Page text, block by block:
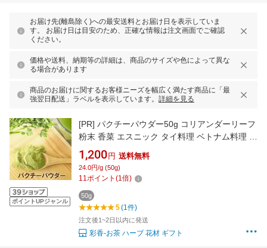
お届け先(離島除く)への最安送料とお届け日を表示していま
す。 お届け日は目安のため、正確な情報は注文画面でご確認
ください。
価格や送料、納期等の詳細は、商品のサイズや色によって異な
る場合があります
商品のお届けに関するお客様ニーズを幅広く満たす商品に「最
強翌日配送」ラベルを表示しています。 詳細を見る
ポイントUPジャンル
[PR] パクチーパウダー50g コリアンダーリーフ
粉末 香菜 エスニック タイ料理 ベトナム料理 中
華料理 スパイス ハーブ 調味料
1,200 円 送料無料
24.0円/g (50g)
11ポイント (1倍)
50g
5(1件)
注文後1~2日以内に発送
彩香-お茶 ハーブ 花材 ギフト